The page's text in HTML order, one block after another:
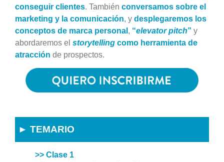
conseguir clientes. También conversamos sobre el
marketing y la comunicación, y desplegaremos los
conceptos de marca personal , “elevator pitch” y
abordaremos el storytelling como herramienta de
atracción de prospectos.
► TEMARIO
>> Clase 1